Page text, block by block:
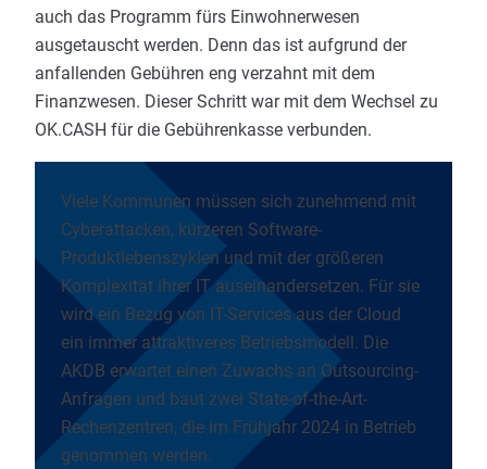
auch das Programm fürs Einwohnerwesen
ausgetauscht werden. Denn das ist aufgrund der
anfallenden Gebühren eng verzahnt mit dem
Finanzwesen. Dieser Schritt war mit dem Wechsel zu
OK.CASH für die Gebührenkasse verbunden.
Viele Kommunen müssen sich zunehmend mit
Cyberattacken, kürzeren Software-
Produktlebenszyklen und mit der größeren
Komplexität ihrer IT auseinandersetzen. Für sie
wird ein Bezug von IT-Services aus der Cloud
ein immer attraktiveres Betriebsmodell. Die
AKDB erwartet einen Zuwachs an Outsourcing-
Anfragen und baut zwei State-of-the-Art-
Rechenzentren, die im Frühjahr 2024 in Betrieb
genommen werden.